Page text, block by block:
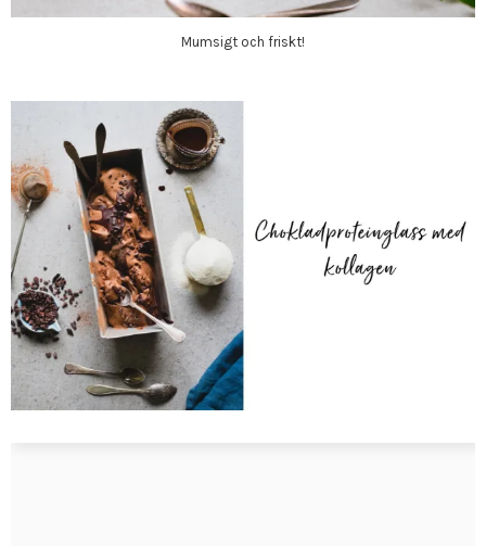
Mumsigt och friskt!